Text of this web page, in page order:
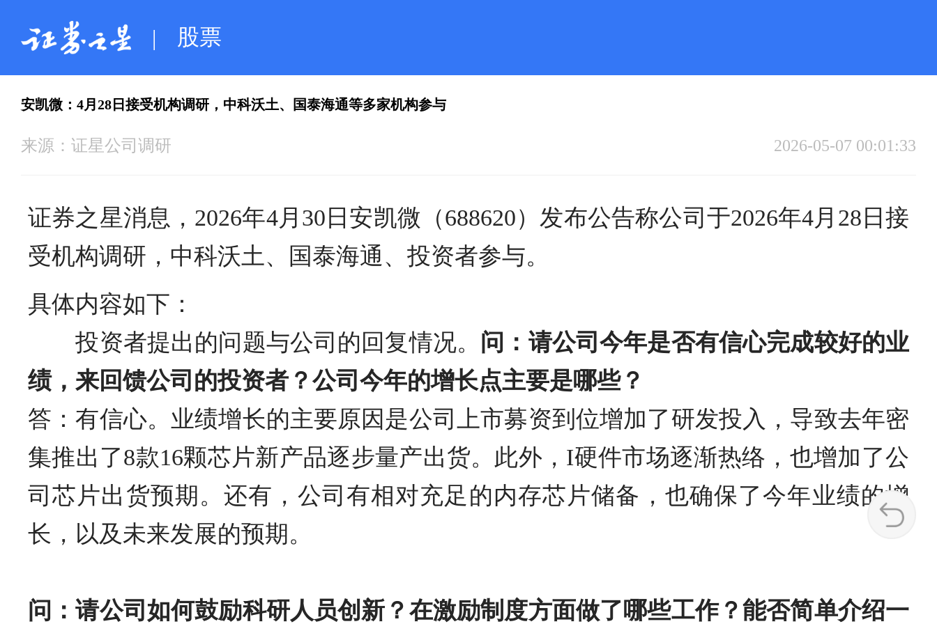
| 股票
安凯微：4月28日接受机构调研，中科沃土、国泰海通等多家机构参与
来源： 证星公司调研 2026-05-07 00:01:33
证券之星消息，2026年4月30日安凯微（688620）发布公告称公司于2026年4月28日接
受机构调研，中科沃土、国泰海通、投资者参与。
具体内容如下：
投资者提出的问题与公司的回复情况。 问：请公司今年是否有信心完成较好的业
绩，来回馈公司的投资者？公司今年的增长点主要是哪些？
答：有信心。业绩增长的主要原因是公司上市募资到位增加了研发投入，导致去年密
集推出了8款16颗芯片新产品逐步量产出货。此外，I硬件市场逐渐热络，也增加了公
司芯片出货预期。还有，公司有相对充足的内存芯片储备，也确保了今年业绩的增
长，以及未来发展的预期。
问：请公司如何鼓励科研人员创新？在激励制度方面做了哪些工作？能否简单介绍一